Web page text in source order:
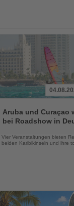
Sie
die
Aruba und Curaçao
bei Roadshow in
Vier Veranstaltungen bieten
beiden Karibikinseln und ihre